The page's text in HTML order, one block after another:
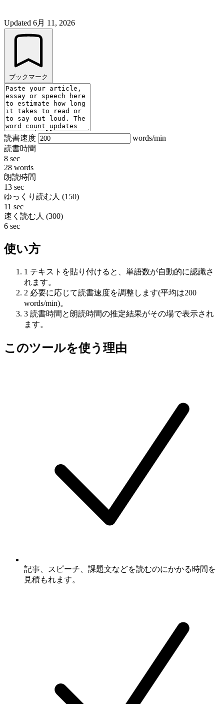
Updated 6月 11, 2026
ブックマーク
読書速度
words/min
読書時間
8 sec
28 words
朗読時間
13 sec
ゆっくり読む人 (150)
11 sec
速く読む人 (300)
6 sec
使い方
1 テキストを貼り付けると、単語数が自動的に認識さ
れます。
2 必要に応じて読書速度を調整します(平均は200
words/min)。
3 読書時間と朗読時間の推定結果がその場で表示され
ます。
このツールを使う理由
記事、スピーチ、課題文などを読むのにかかる時間を
見積もれます。